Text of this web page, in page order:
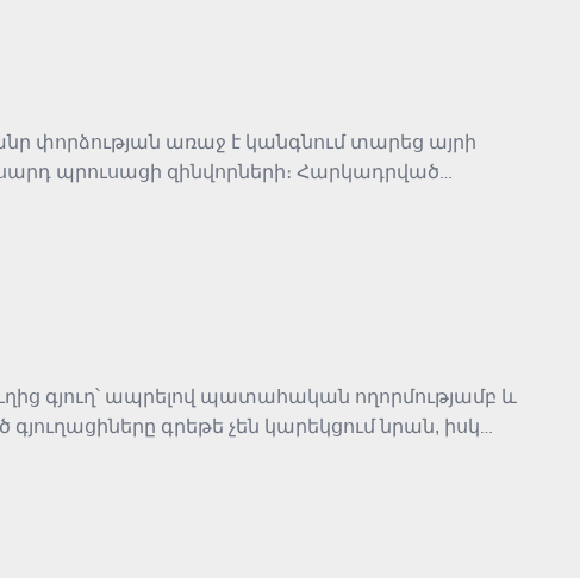
փորձության առաջ է կանգնում տարեց այրի
պրուսացի զինվորների։ Հարկադրված
գյուղ՝ ապրելով պատահական ողորմությամբ և
գրեթե չեն կարեկցում նրան, իսկ